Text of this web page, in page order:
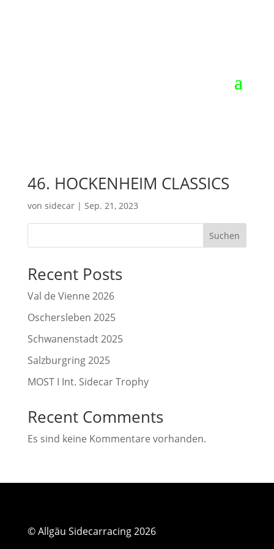
46. HOCKENHEIM CLASSICS
von sidecar| Sep. 21, 2023
Suchen
Recent Posts
Val de Vienne 2026
Oschersleben 2025
Schwanenstadt 2025
Salzburgring 2025
MOST I Int. Sidecar Trophy
Recent Comments
Es sind keine Kommentare vorhanden.
© Allgäu Sidecarracing 2026